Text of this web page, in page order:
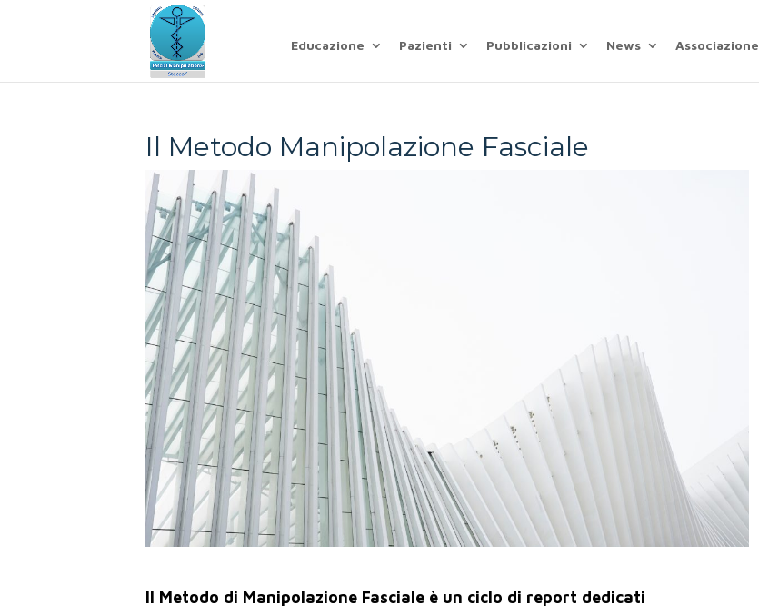
Educazione Pazienti Pubblicazioni News Associazione
Il Metodo Manipolazione Fasciale
Il Metodo di Manipolazione Fasciale è un ciclo di report dedicati